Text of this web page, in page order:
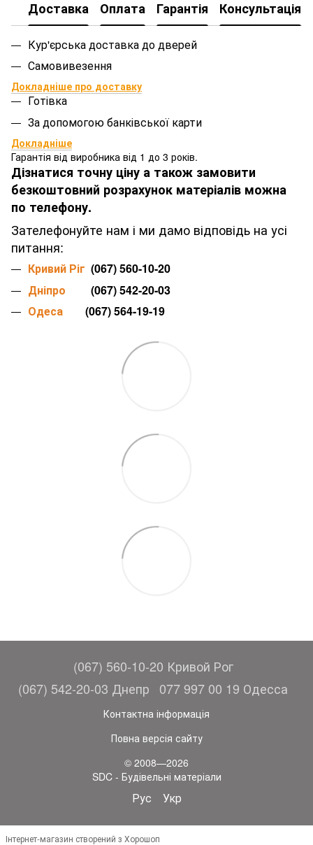
Доставка Оплата Гарантія Консультація
Кур'єрська доставка до дверей
Самовивезення
Докладніше про доставку
Готівка
За допомогою банківської карти
Докладніше
Гарантія від виробника від 1 до 3 років.
Дізнатися точну ціну а також замовити
безкоштовний розрахунок матеріалів можна
по телефону.
Зателефонуйте нам і ми дамо відповідь на усі
питання:
Кривий Ріг (067) 560-10-20
Дніпро (067) 542-20-03
Одеса (067) 564-19-19
(067) 560-10-20 Кривой Рог
(067) 542-20-03 Днепр
077 997 00 19 Одесса
Контактна інформація
Повна версія сайту
© 2008—2026
SDC - Будівельні матеріали
Рус Укр
Інтернет-магазин створений з Хорошоп